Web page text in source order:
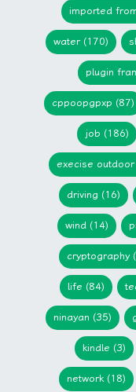
imported
water (170)
plugin
cppoopgpxp (87)
job (186)
execise outdoor
driving (16)
wind (14)
cryptography
life (84)
ninayan (35)
kindle (3)
network (18)